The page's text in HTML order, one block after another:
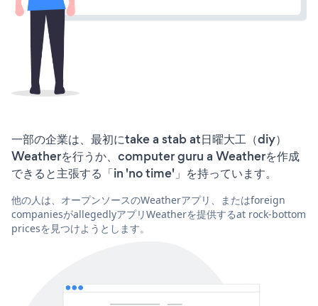
一部の企業は、最初にtake a stab at日曜大工（diy）
Weatherを行うか、computer guru a Weatherを作成
できると主張する「in 'no time'」を持っています。
他の人は、オープンソースのWeatherアプリ、またはforeign
companiesがallegedlyアプリWeatherを提供するat rock-bottom
pricesを見つけようとします。